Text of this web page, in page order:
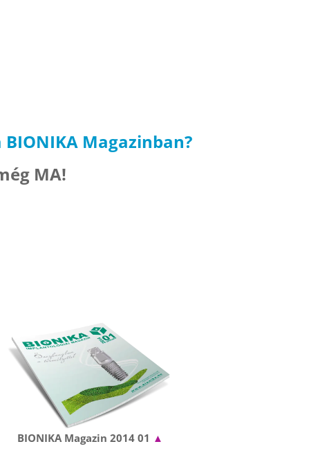
Magazinban?
MA!
BIONIKA Magazin 2014 01 ▲